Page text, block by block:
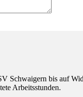
Schwaigern bis auf
Arbeitsstunden.